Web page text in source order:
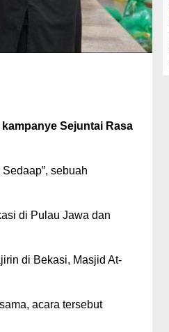
Sejuntai Rasa
sebuah
di Pulau Jawa dan
di Bekasi, Masjid At-
acara tersebut